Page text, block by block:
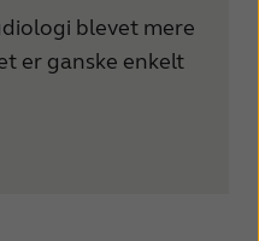
blevet mere
er ganske enkelt